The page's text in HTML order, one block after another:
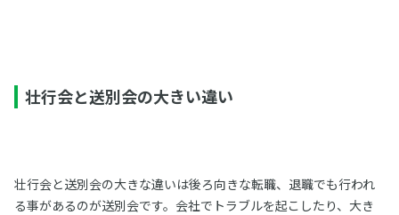
壮行会と送別会の大きい違い
壮行会と送別会の大きな違いは後ろ向きな転職、退職でも行われ
る事があるのが送別会です。会社でトラブルを起こしたり、大き